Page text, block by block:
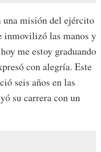
una misión del ejército
inmovilizó las manos y
me estoy graduando
con alegría. Este
seis años en las
su carrera con un